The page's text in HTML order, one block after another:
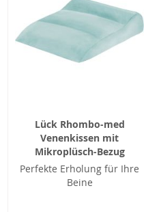
Lück Rhombo-med
Venenkissen mit
Mikroplüsch-Bezug
Perfekte Erholung für Ihre
Beine